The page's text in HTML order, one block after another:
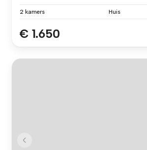
2 kamers Huis
€ 1.650